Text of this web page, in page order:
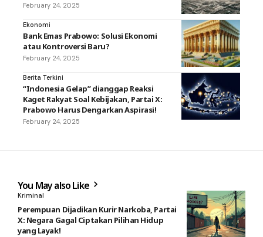
February 24, 2025
Ekonomi
Bank Emas Prabowo: Solusi Ekonomi
atau Kontroversi Baru?
February 24, 2025
Berita Terkini
“Indonesia Gelap” dianggap Reaksi
Kaget Rakyat Soal Kebijakan, Partai X:
Prabowo Harus Dengarkan Aspirasi!
February 24, 2025
You May also Like
Kriminal
Perempuan Dijadikan Kurir Narkoba, Partai
X: Negara Gagal Ciptakan Pilihan Hidup
yang Layak!